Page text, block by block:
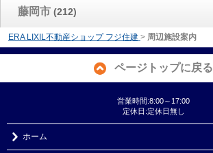
藤岡市 (212)
ERA LIXIL不動産ショップ フジ住建 > 周辺施設案内
ページトップに戻る
営業時間:8:00～17:00
定休日:定休日無し
ホーム